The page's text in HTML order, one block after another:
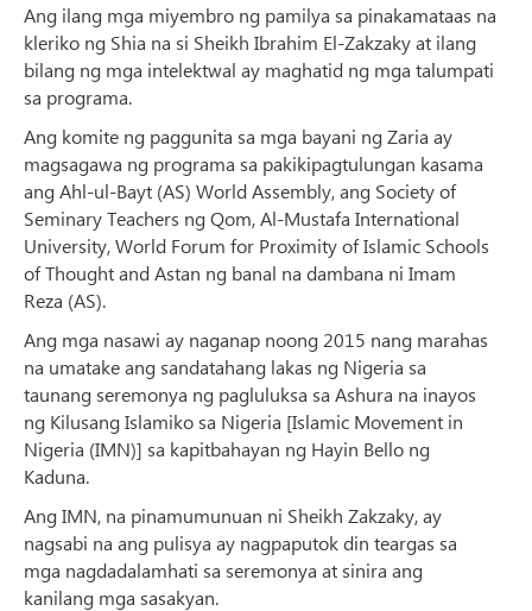
Ang ilang mga miyembro ng pamilya sa pinakamataas na
kleriko ng Shia na si Sheikh Ibrahim El-Zakzaky at ilang
bilang ng mga intelektwal ay maghatid ng mga talumpati
sa programa.
Ang komite ng paggunita sa mga bayani ng Zaria ay
magsagawa ng programa sa pakikipagtulungan kasama
ang Ahl-ul-Bayt (AS) World Assembly, ang Society of
Seminary Teachers ng Qom, Al-Mustafa International
University, World Forum for Proximity of Islamic Schools
of Thought and Astan ng banal na dambana ni Imam
Reza (AS).
Ang mga nasawi ay naganap noong 2015 nang marahas
na umatake ang sandatahang lakas ng Nigeria sa
taunang seremonya ng pagluluksa sa Ashura na inayos
ng Kilusang Islamiko sa Nigeria [Islamic Movement in
Nigeria (IMN)] sa kapitbahayan ng Hayin Bello ng
Kaduna.
Ang IMN, na pinamumunuan ni Sheikh Zakzaky, ay
nagsabi na ang pulisya ay nagpaputok din teargas sa
mga nagdadalamhati sa seremonya at sinira ang
kanilang mga sasakyan.